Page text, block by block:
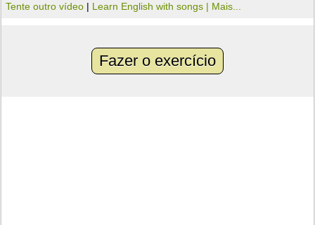
Tente outro vídeo | Learn English with songs | Mais...
Fazer o exercício